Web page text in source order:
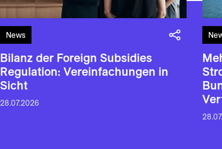
News
Bilanz der Foreign Subsidies
Regulation: Vereinfachungen in
Sicht
28.07.2026